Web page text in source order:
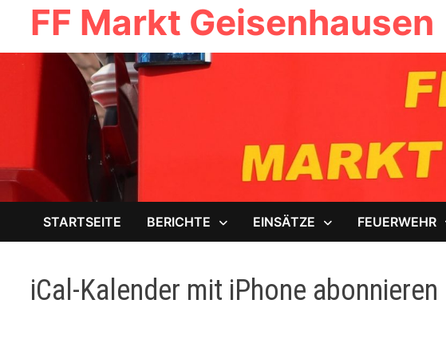
Inhalt
springen
FF Markt Geisenhausen
STARTSEITE BERICHTE EINSÄTZE FEUERWEHR
iCal-Kalender mit iPhone abonnieren